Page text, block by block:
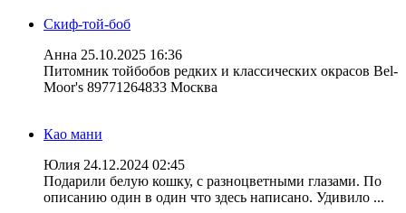
Скиф-той-боб
Анна 25.10.2025 16:36
Питомник тойбобов редких и классических окрасов Bel-
Moor's 89771264833 Москва
Као мани
Юлия 24.12.2024 02:45
Подарили белую кошку, с разноцветными глазами. По
описанию один в один что здесь написано. Удивило ...